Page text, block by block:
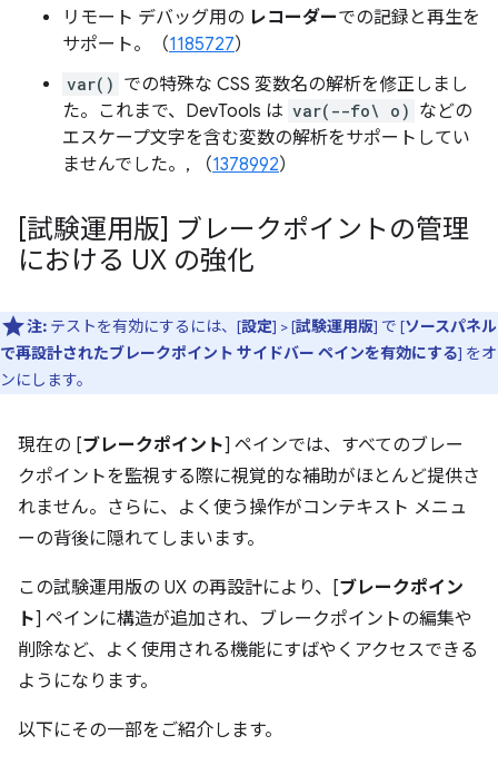
リモート デバッグ用の レコーダーでの記録と再生を
サポート。（1185727）
var() での特殊な CSS 変数名の解析を修正しまし
た。これまで、DevTools は var(--fo\ o) などの
エスケープ文字を含む変数の解析をサポートしてい
ませんでした。, （1378992）
[試験運用版] ブレークポイントの管理
における UX の強化
注: テストを有効にするには、[設定] > [試験運用版] で [ソースパネル
で再設計されたブレークポイント サイドバー ペインを有効にする] をオ
ンにします。
現在の [ブレークポイント] ペインでは、すべてのブレー
クポイントを監視する際に視覚的な補助がほとんど提供さ
れません。さらに、よく使う操作がコンテキスト メニュ
ーの背後に隠れてしまいます。
この試験運用版の UX の再設計により、[ブレークポイン
ト] ペインに構造が追加され、ブレークポイントの編集や
削除など、よく使用される機能にすばやくアクセスできる
ようになります。
以下にその一部をご紹介します。